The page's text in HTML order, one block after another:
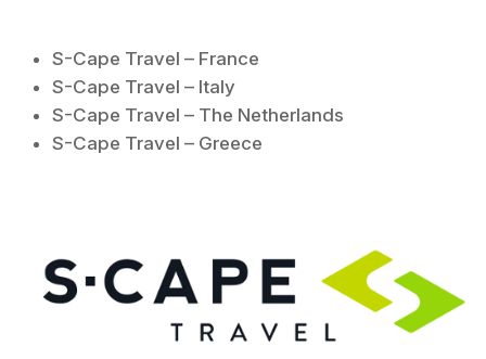
S-Cape Travel – France
S-Cape Travel – Italy
S-Cape Travel – The Netherlands
S-Cape Travel – Greece